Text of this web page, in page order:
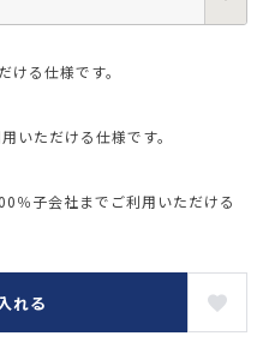
る仕様です。
いただける仕様です。
％子会社までご利用いただける
れる